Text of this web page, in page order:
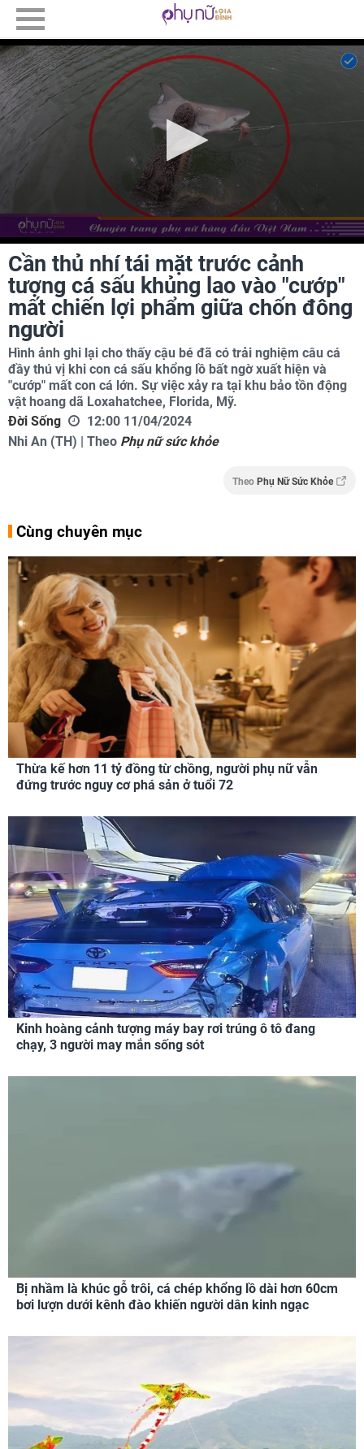
Cần thủ nhí tái mặt trước cảnh
tượng cá sấu khủng lao vào "cướp"
mất chiến lợi phẩm giữa chốn đông
người
Hình ảnh ghi lại cho thấy cậu bé đã có trải nghiệm câu cá
đầy thú vị khi con cá sấu khổng lồ bất ngờ xuất hiện và
"cướp" mất con cá lớn. Sự việc xảy ra tại khu bảo tồn động
vật hoang dã Loxahatchee, Florida, Mỹ.
Đời Sống
12:00 11/04/2024
Nhi An (TH) | Theo Phụ nữ sức khỏe
Theo Phụ Nữ Sức Khỏe
Cùng chuyên mục
Thừa kế hơn 11 tỷ đồng từ chồng, người phụ nữ vẫn
đứng trước nguy cơ phá sản ở tuổi 72
Kinh hoàng cảnh tượng máy bay rơi trúng ô tô đang
chạy, 3 người may mắn sống sót
Bị nhầm là khúc gỗ trôi, cá chép khổng lồ dài hơn 60cm
bơi lượn dưới kênh đào khiến người dân kinh ngạc